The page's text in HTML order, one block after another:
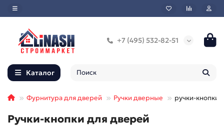
+7 (495) 532-82-51
Каталог
Фурнитура для дверей Ручки дверные ручки-кнопки
Ручки-кнопки для дверей